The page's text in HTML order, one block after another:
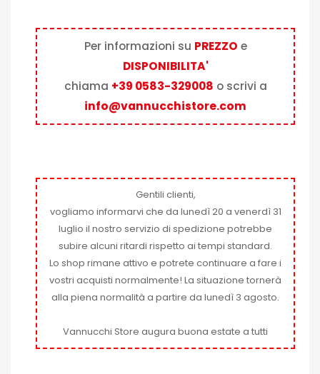
Per informazioni su PREZZO e
DISPONIBILITA'
chiama +39 0583-329008 o scrivi a
info@vannucchistore.com
Gentili clienti,
vogliamo informarvi che da lunedì 20 a venerdì 31
luglio il nostro servizio di spedizione potrebbe
subire alcuni ritardi rispetto ai tempi standard.
Lo shop rimane attivo e potrete continuare a fare i
vostri acquisti normalmente! La situazione tornerà
alla piena normalità a partire da lunedì 3 agosto.
Vannucchi Store augura buona estate a tutti